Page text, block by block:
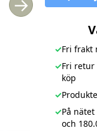
✓Fri frakt
✓Fri retur
köp
✓
✓På
och